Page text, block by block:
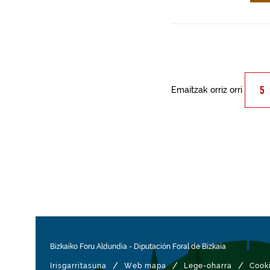
Emaitzak orriz orri
Bizkaiko Foru Aldundia - Diputación Foral de Bizkaia
Irisgarritasuna / Web mapa / Lege-oharra /